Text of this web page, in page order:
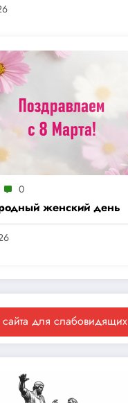
0
женский день
для слабовидящих